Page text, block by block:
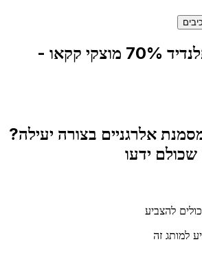
קקאו
-
אלרגניים בצורה יעילה?
שכולם ידעו
להצביע
למותג זה